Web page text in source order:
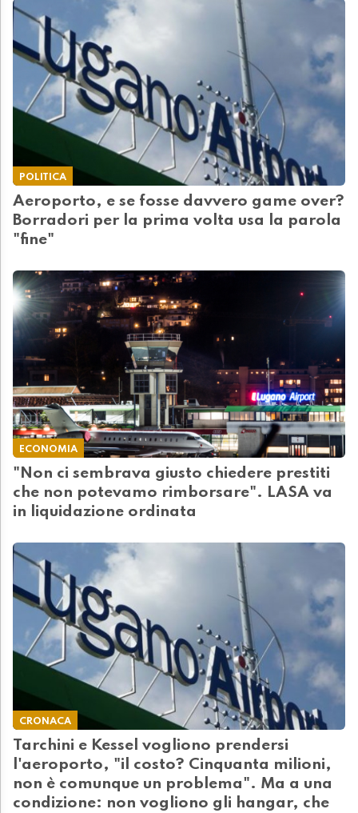
POLITICA
Aeroporto, e se fosse davvero game over?
Borradori per la prima volta usa la parola
"fine"
ECONOMIA
"Non ci sembrava giusto chiedere prestiti
che non potevamo rimborsare". LASA va
in liquidazione ordinata
CRONACA
Tarchini e Kessel vogliono prendersi
l'aeroporto, "il costo? Cinquanta milioni,
non è comunque un problema". Ma a una
condizione: non vogliono gli hangar, che